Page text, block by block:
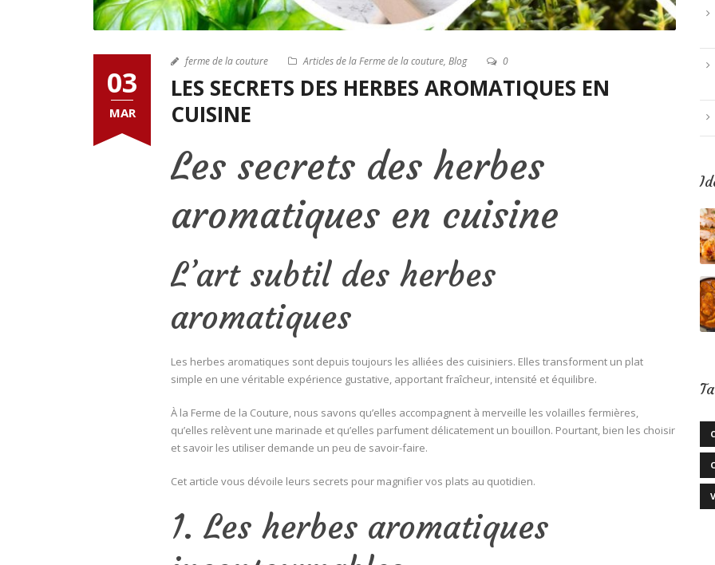
03
MAR
ferme de la couture Articles de la Ferme de la couture, Blog 0
LES SECRETS DES HERBES AROMATIQUES EN
CUISINE
Les secrets des herbes
aromatiques en cuisine
L’art subtil des herbes
aromatiques
Les herbes aromatiques sont depuis toujours les alliées des cuisiniers. Elles transforment un plat
simple en une véritable expérience gustative, apportant fraîcheur, intensité et équilibre.
À la Ferme de la Couture, nous savons qu’elles accompagnent à merveille les volailles fermières,
qu’elles relèvent une marinade et qu’elles parfument délicatement un bouillon. Pourtant, bien les choisir
et savoir les utiliser demande un peu de savoir-faire.
Cet article vous dévoile leurs secrets pour magnifier vos plats au quotidien.
1. Les herbes aromatiques